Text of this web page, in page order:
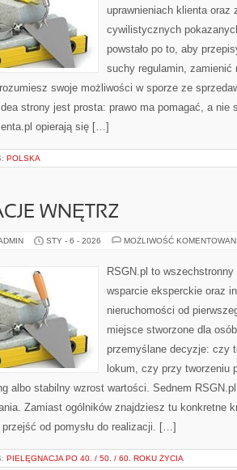
uprawnieniach klienta oraz
cywilistycznych
powstało po to, aby
suchy regulamin,
swoje możliwości w sporze ze
strony jest prosta: prawo ma pomagać, a nie
opierają się […]
POLSKA
WNĘTRZ
STY - 6 - 2026 MOŻLIWOŚĆ
RSGN.pl to
wsparcie eksperckie oraz
nieruchomości od
miejsce stworzone dla
przemyślane decyzje: czy
lokum, czy przy tworzeniu
albo stabilny wzrost wartości. Sednem
Zamiast ogólników znajdziesz tu konkretne
przejść od pomysłu do realizacji. […]
PIELĘGNACJA PO 40. / 50. / 60. ROKU ŻYCIA